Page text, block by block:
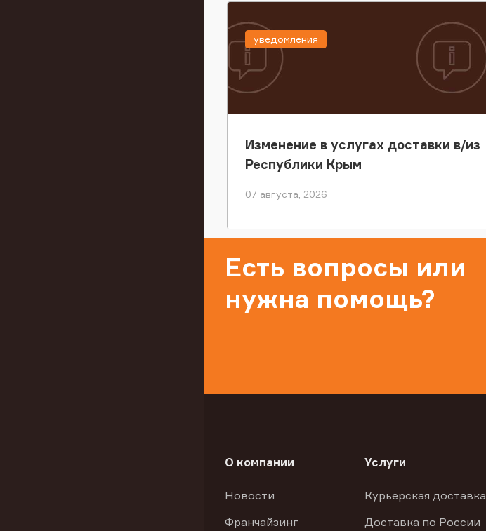
Изменение в услугах доставки в/из
Республики Крым
07 августа, 2026
уведомления
Есть вопросы или
нужна помощь?
О компании
Новости
Франчайзинг
Услуги
Курьерская доставка
Доставка по России